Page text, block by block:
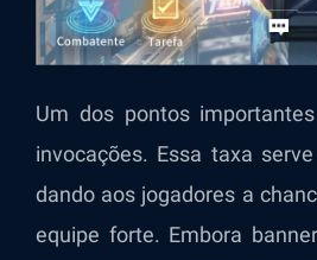
Um dos pontos
invocações. Essa taxa
dando aos jogadores a
equipe forte. Embora